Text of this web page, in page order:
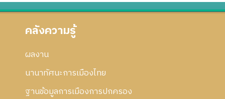
คลังความรู้
ผลงาน
นานาทัศนะการเมืองไทย
ฐานข้อมูลการเมืองการปกครอง